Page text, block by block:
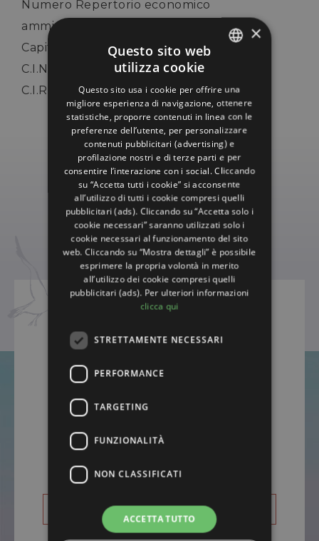
Numero Repertorio economico
amministrativo (Rea):
Capitale in bilancio (società di capitali):
C.I.N. IT099005A1JXMPBXNX
C.I.R. 099005-AL-00001
© ATLANTIC RIVIERA HOTEL
Misano Adriatico (RIMINI)
+39 0541 614161
Email:
Dir. e Propr.: Fam. CASADEI
DOVE SIAMO
ENGLISH
GERMAN
FRENCH
RUSSIAN
×
Questo sito web
utilizza cookie
Questo sito usa i cookie per offrire una
migliore esperienza di navigazione, ottenere
statistiche, proporre contenuti in linea con le
preferenze dell’utente, per personalizzare
contenuti pubblicitari (advertising) e
profilazione nostri e di terze parti e per
consentire l’interazione con i social. Cliccando
su “Accetta tutti i cookie” si acconsente
all’utilizzo di tutti i cookie compresi quelli
pubblicitari (ads). Cliccando su “Accetta solo i
cookie necessari” saranno utilizzati solo i
cookie necessari al funzionamento del sito
web. Cliccando su “Mostra dettagli” è possibile
esprimere la propria volontà in merito
all’utilizzo dei cookie compresi quelli
pubblicitari (ads). Per ulteriori informazioni
clicca qui
STRETTAMENTE NECESSARI
PERFORMANCE
TARGETING
FUNZIONALITÀ
NON CLASSIFICATI
ACCETTA TUTTO